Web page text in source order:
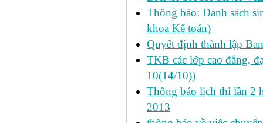
Thông báo: Danh sách
khoa Kế toán)
Quyết định thành lập
TKB các lớp cao đẳng,
10(14/10))
Thông báo lịch thi lần 2
2013